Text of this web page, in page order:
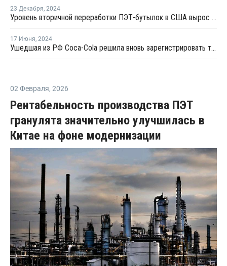
23 Декабря, 2024
Уровень вторичной переработки ПЭТ-бутылок в США вырос до 33%
17 Июня, 2024
Ушедшая из РФ Coca-Cola решила вновь зарегистрировать товарные знаки в стране
02 Февраля, 2026
Рентабельность производства ПЭТ
гранулята значительно улучшилась в
Китае на фоне модернизации